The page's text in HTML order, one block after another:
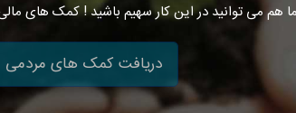
هم می توانید در این کار سهیم باشید ! کمک های
دریافت کمک های مردمی